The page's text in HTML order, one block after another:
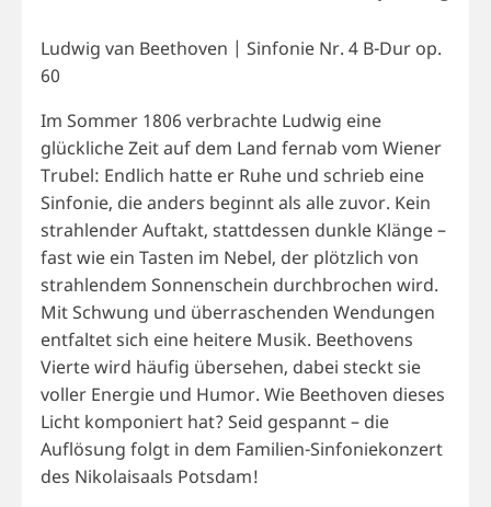
Ludwig van Beethoven | Sinfonie Nr. 4 B-Dur op.
60
Im Sommer 1806 verbrachte Ludwig eine
glückliche Zeit auf dem Land fernab vom Wiener
Trubel: Endlich hatte er Ruhe und schrieb eine
Sinfonie, die anders beginnt als alle zuvor. Kein
strahlender Auftakt, stattdessen dunkle Klänge –
fast wie ein Tasten im Nebel, der plötzlich von
strahlendem Sonnenschein durchbrochen wird.
Mit Schwung und überraschenden Wendungen
entfaltet sich eine heitere Musik. Beethovens
Vierte wird häufig übersehen, dabei steckt sie
voller Energie und Humor. Wie Beethoven dieses
Licht komponiert hat? Seid gespannt – die
Auflösung folgt in dem Familien-Sinfoniekonzert
des Nikolaisaals Potsdam!